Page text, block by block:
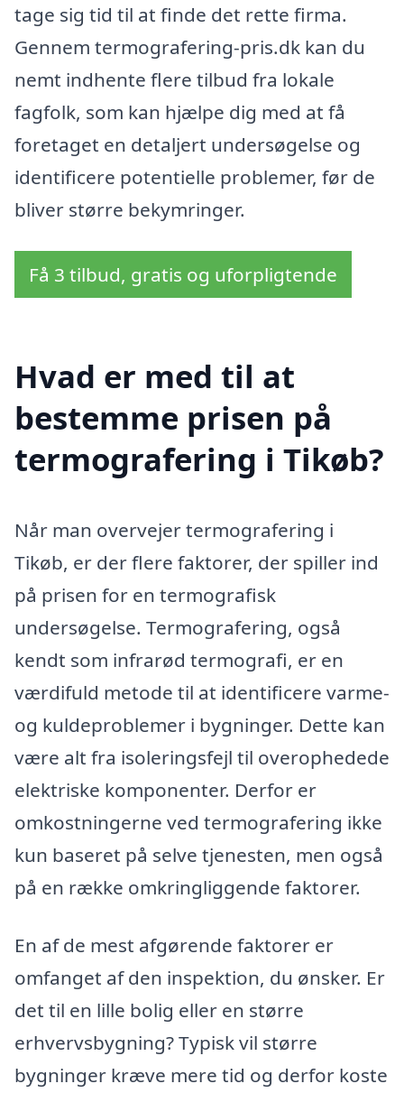
tage sig tid til at finde det rette firma.
Gennem termografering-pris.dk kan du
nemt indhente flere tilbud fra lokale
fagfolk, som kan hjælpe dig med at få
foretaget en detaljert undersøgelse og
identificere potentielle problemer, før de
bliver større bekymringer.
Få 3 tilbud, gratis og uforpligtende
Hvad er med til at
bestemme prisen på
termografering i Tikøb?
Når man overvejer termografering i
Tikøb, er der flere faktorer, der spiller ind
på prisen for en termografisk
undersøgelse. Termografering, også
kendt som infrarød termografi, er en
værdifuld metode til at identificere varme-
og kuldeproblemer i bygninger. Dette kan
være alt fra isoleringsfejl til overophedede
elektriske komponenter. Derfor er
omkostningerne ved termografering ikke
kun baseret på selve tjenesten, men også
på en række omkringliggende faktorer.
En af de mest afgørende faktorer er
omfanget af den inspektion, du ønsker. Er
det til en lille bolig eller en større
erhvervsbygning? Typisk vil større
bygninger kræve mere tid og derfor koste